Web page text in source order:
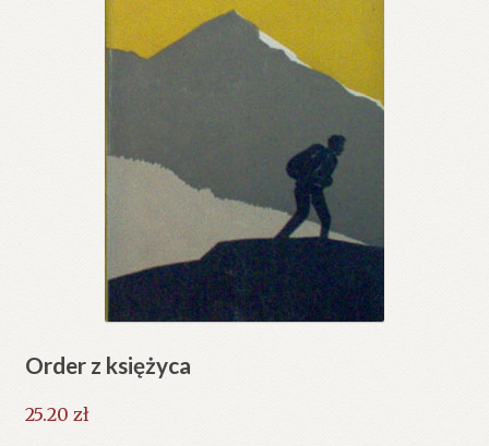
Order z księżyca
25.20 zł